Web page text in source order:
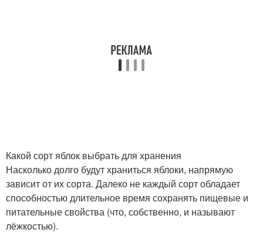
Какой сорт яблок выбрать для хранения
Насколько долго будут храниться яблоки, напрямую
зависит от их сорта. Далеко не каждый сорт обладает
способностью длительное время сохранять пищевые и
питательные свойства (что, собственно, и называют
лёжкостью).